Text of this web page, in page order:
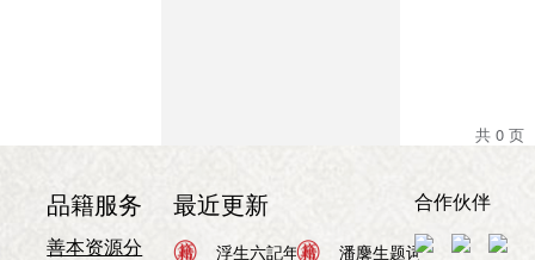
共 0 页
品籍服务
善本资源分
最近更新
浮生六记
浮生六記年表 2026年08月05日
浮生六记
潘麐生题词 2026年08
合作伙伴